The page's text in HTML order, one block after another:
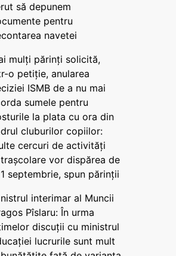
să depunem
pentru
navetei
mulți părinți solicită,
o petiție, anularea
ISMB de a nu mai
sumele pentru
la plata cu ora din
cluburilor copiilor:
cercuri de activități
vor dispărea de
septembrie, spun părinții
interimar al Muncii
Pîslaru: În urma
discuții cu ministrul
lucrurile sunt mult